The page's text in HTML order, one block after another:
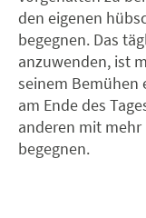
den eigenen
begegnen. Das
anzuwenden, ist
seinem
am Ende des
anderen mit
begegnen.